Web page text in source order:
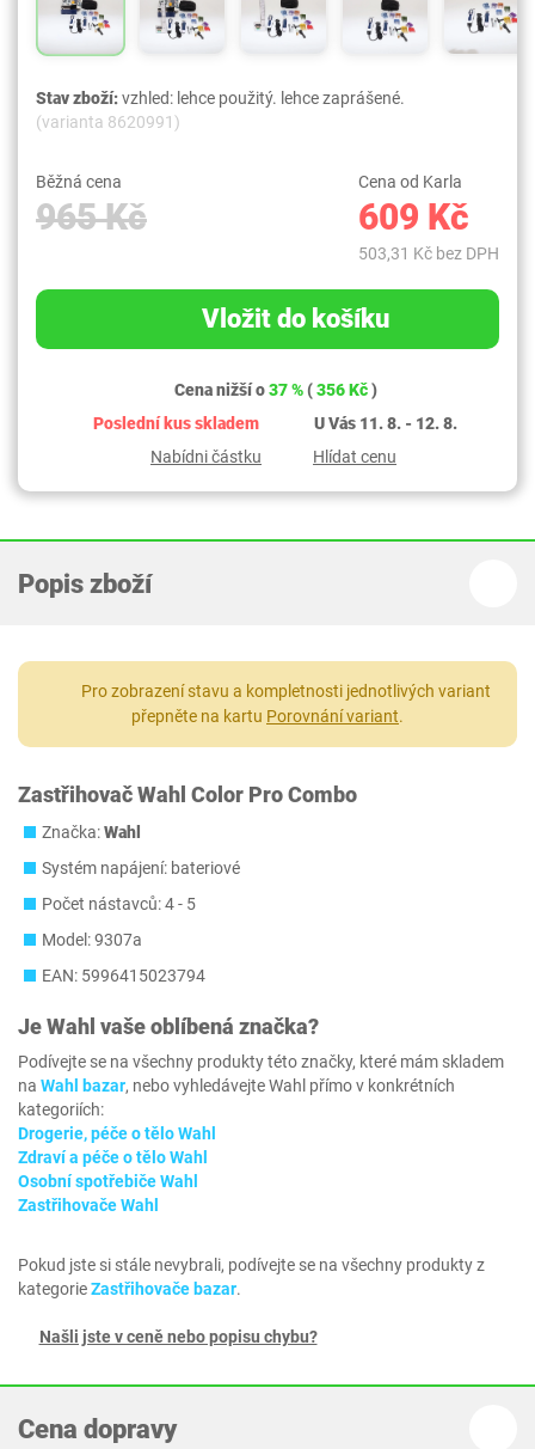
Stav zboží:vzhled: lehce použitý. lehce zaprášené.
(varianta 8620991)
Běžná cena
965 Kč
Cena od Karla
609 Kč
503,31 Kč bez DPH
Vložit do košíku
Cena nižší o37 %(356 Kč)
Poslední kus skladem
U Vás 11. 8. - 12. 8.
Nabídni částku
Hlídat cenu
Popis zboží
Pro zobrazení stavu a kompletnosti jednotlivých variant
přepněte na kartu Porovnání variant.
Zastřihovač Wahl Color Pro Combo
Značka:Wahl
Systém napájení: bateriové
Počet nástavců: 4 - 5
Model: 9307a
EAN: 5996415023794
JeWahl vaše oblíbená značka?
Podívejte se na všechny produkty této značky, které mám skladem
na Wahl bazar, nebo vyhledávejte Wahl přímo v konkrétních
kategoriích:
Drogerie, péče o tělo Wahl
Zdraví a péče o tělo Wahl
Osobní spotřebiče Wahl
Zastřihovače Wahl
Pokud jste si stále nevybrali, podívejte se na všechny produkty z
kategorieZastřihovače bazar.
Našli jste v ceně nebo popisu chybu?
Cena dopravy